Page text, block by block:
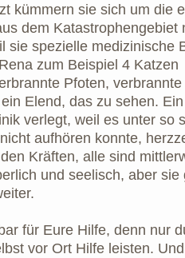
kümmern sie sich um die
dem Katastrophengebiet
sie spezielle medizinische
zum Beispiel 4 Katzen
Pfoten,
Elend, das zu sehen.
verlegt, weil es unter so
aufhören konnte,
Kräften, alle sind
und seelisch, aber sie
für Eure Hilfe, denn nur
vor Ort Hilfe leisten.